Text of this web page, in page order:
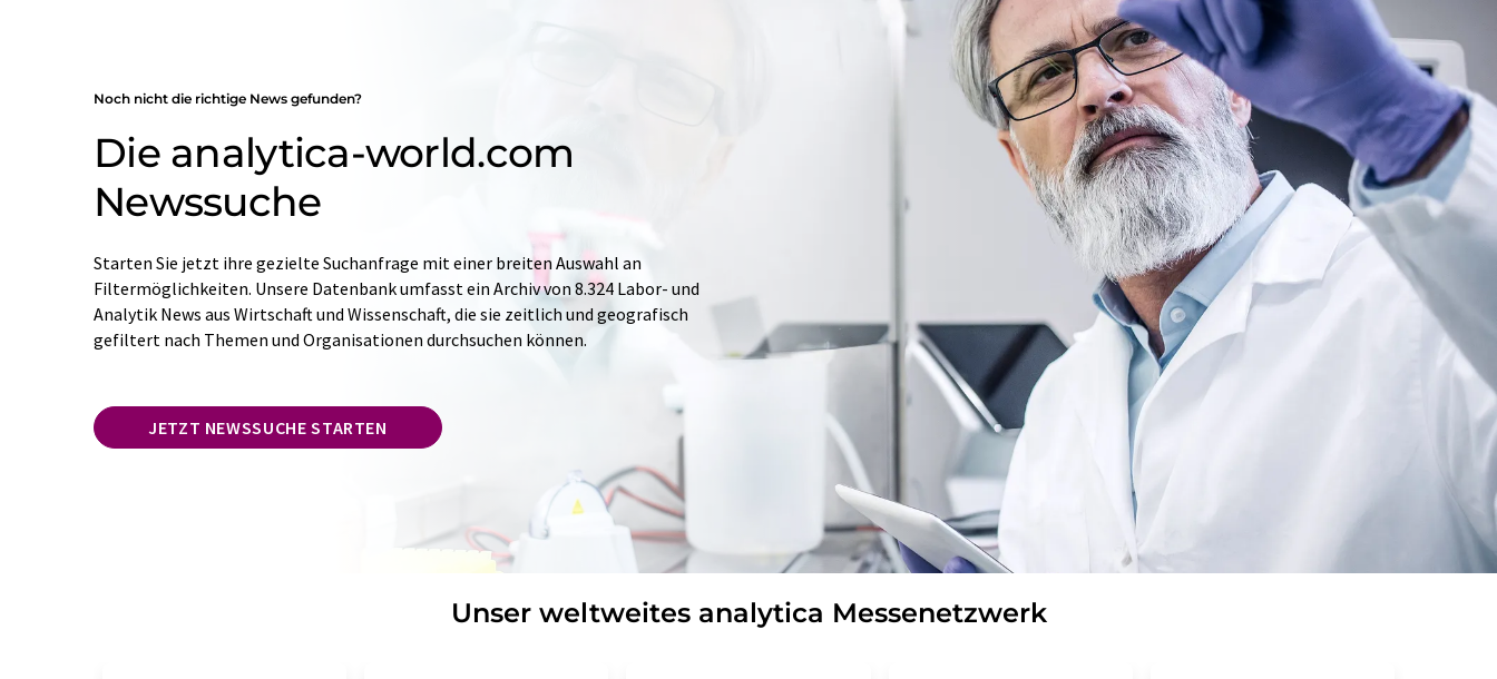
Noch nicht die richtige News gefunden?
Die analytica-world.com
Newssuche
Starten Sie jetzt ihre gezielte Suchanfrage mit einer breiten Auswahl an
Filtermöglichkeiten. Unsere Datenbank umfasst ein Archiv von 8.324 Labor- und
Analytik News aus Wirtschaft und Wissenschaft, die sie zeitlich und geografisch
gefiltert nach Themen und Organisationen durchsuchen können.
JETZT NEWSSUCHE STARTEN
Unser weltweites analytica Messenetzwerk